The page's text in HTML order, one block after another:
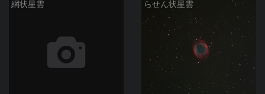
網状星雲 らせん状星雲